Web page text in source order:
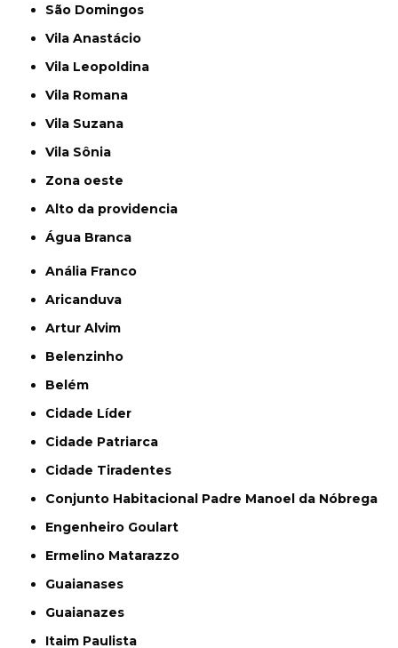
São Domingos
Vila Anastácio
Vila Leopoldina
Vila Romana
Vila Suzana
Vila Sônia
Zona oeste
alto da providencia
Água Branca
Anália Franco
Aricanduva
Artur Alvim
Belenzinho
Belém
Cidade Líder
Cidade Patriarca
Cidade Tiradentes
Conjunto Habitacional Padre Manoel da Nóbrega
Engenheiro Goulart
Ermelino Matarazzo
Guaianases
Guaianazes
Itaim Paulista